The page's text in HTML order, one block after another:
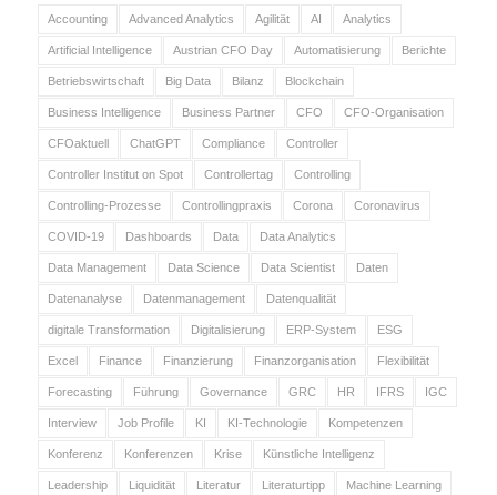
Accounting Advanced Analytics Agilität AI Analytics
Artificial Intelligence Austrian CFO Day Automatisierung Berichte
Betriebswirtschaft Big Data Bilanz Blockchain
Business Intelligence Business Partner CFO CFO-Organisation
CFOaktuell ChatGPT Compliance Controller
Controller Institut on Spot Controllertag Controlling
Controlling-Prozesse Controllingpraxis Corona Coronavirus
COVID-19 Dashboards Data Data Analytics
Data Management Data Science Data Scientist Daten
Datenanalyse Datenmanagement Datenqualität
digitale Transformation Digitalisierung ERP-System ESG
Excel Finance Finanzierung Finanzorganisation Flexibilität
Forecasting Führung Governance GRC HR IFRS IGC
Interview Job Profile KI KI-Technologie Kompetenzen
Konferenz Konferenzen Krise Künstliche Intelligenz
Leadership Liquidität Literatur Literaturtipp Machine Learning